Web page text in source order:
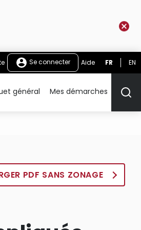
Se connecter Aide FR EN
général Mes démarches
PDF SANS ZONAGE